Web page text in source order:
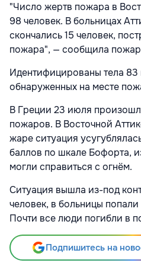
"Число жертв пожара в
98 человек. В больницах
скончались 15 человек,
пожара", — сообщила
Идентифицированы тела 83
обнаруженных на месте
В Греции 23 июля
пожаров. В Восточной
жаре ситуация
баллов по шкале Бофорта,
могли справиться с огнём.
Ситуация вышла из-под
человек, в больницы попали
Почти все люди погибли в
Подпишитесь на